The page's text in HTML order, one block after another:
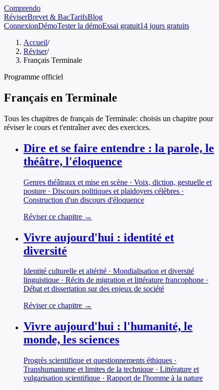
Comprendo
RéviserBrevet & BacTarifsBlog
ConnexionDémoTester la démoEssai gratuit14 jours gratuits
Accueil/
Réviser/
Français Terminale
Programme officiel
Français en Terminale
Tous les chapitres de français de Terminale: choisis un chapitre pour
réviser le cours et t'entraîner avec des exercices.
Dire et se faire entendre : la parole, le
théâtre, l'éloquence
Genres théâtraux et mise en scène · Voix, diction, gestuelle et
posture · Discours politiques et plaidoyers célèbres ·
Construction d'un discours d'éloquence
Réviser ce chapitre →
Vivre aujourd'hui : identité et
diversité
Identité culturelle et altérité · Mondialisation et diversité
linguistique · Récits de migration et littérature francophone ·
Débat et dissertation sur des enjeux de société
Réviser ce chapitre →
Vivre aujourd'hui : l'humanité, le
monde, les sciences
Progrès scientifique et questionnements éthiques ·
Transhumanisme et limites de la technique · Littérature et
vulgarisation scientifique · Rapport de l'homme à la nature